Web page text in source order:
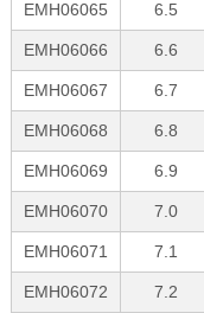
EMH06065 6.5
EMH06066 6.6
EMH06067 6.7
EMH06068 6.8
EMH06069 6.9
EMH06070 7.0
EMH06071 7.1
EMH06072 7.2